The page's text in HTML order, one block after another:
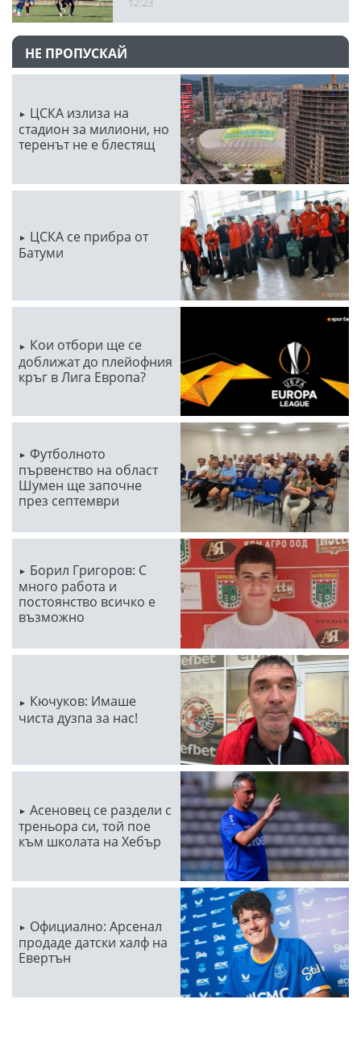
НЕ ПРОПУСКАЙ
ЦСКА излиза на
стадион за милиони, но
теренът не е блестящ
ЦСКА се прибра от
Батуми
Кои отбори ще се
доближат до плейофния
кръг в Лига Европа?
Футболното
първенство на област
Шумен ще започне
през септември
Борил Григоров: С
много работа и
постоянство всичко е
възможно
Кючуков: Имаше
чиста дузпа за нас!
Асеновец се раздели с
треньора си, той пое
към школата на Хебър
Официално: Арсенал
продаде датски халф на
Евертън